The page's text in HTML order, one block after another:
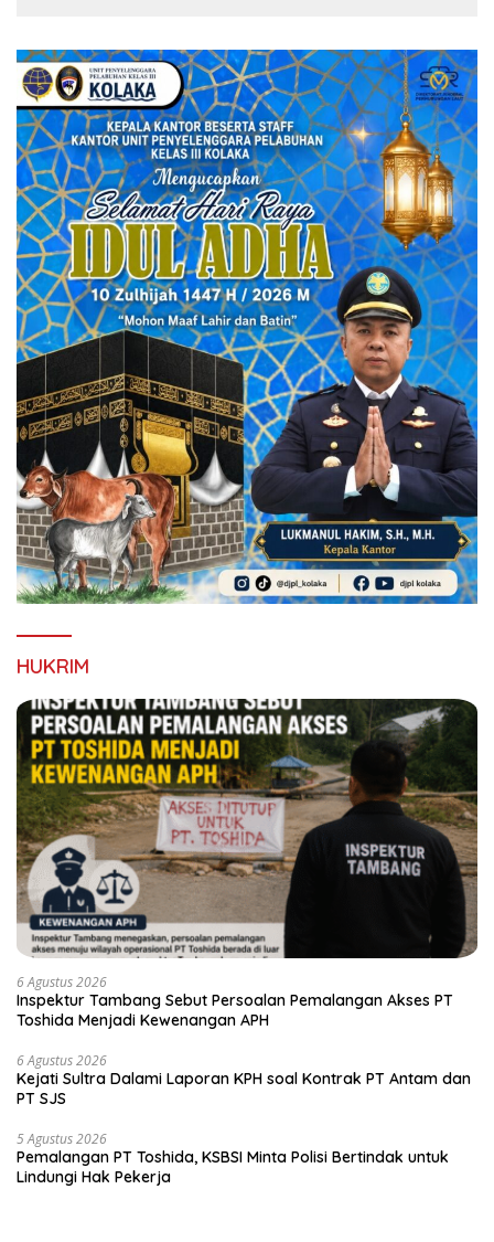
HUKRIM
6 Agustus 2026
Inspektur Tambang Sebut Persoalan Pemalangan Akses PT
Toshida Menjadi Kewenangan APH
6 Agustus 2026
Kejati Sultra Dalami Laporan KPH soal Kontrak PT Antam dan
PT SJS
5 Agustus 2026
Pemalangan PT Toshida, KSBSI Minta Polisi Bertindak untuk
Lindungi Hak Pekerja